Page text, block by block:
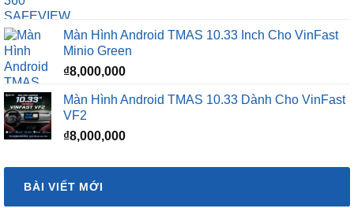
₫16,500,000.là:
Màn Hình Android TMAS 10.33 Inch Cho VinFast
Minio Green
₫8,000,000
Màn Hình Android TMAS 10.33 Dành Cho VinFast
VF2
₫8,000,000
BÀI VIẾT MỚI